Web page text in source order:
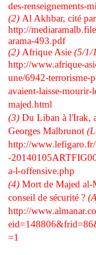
des-renseignements-
(2) Al Akhbar, cité
http://
arama-493.pdf
(2) Afrique Asie (5/1/
http://www.afrique-
une/6942-terrorisme-
avaient-laisse-mourir-
majed.html
(3) Du Liban à l'Irak,
Georges Malbrunot
http://
-
a-l-offensive.php
(4) Mort de Majed al-
conseil de sécurité ?
http://
=1